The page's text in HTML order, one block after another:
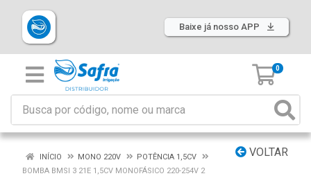
Baixe já nosso APP
0
VOLTAR
INÍCIO MONO 220V
POTÊNCIA 1,5CV
BOMBA BMSI 3 21E 1,5CV MONOFÁSICO 220-254V 2